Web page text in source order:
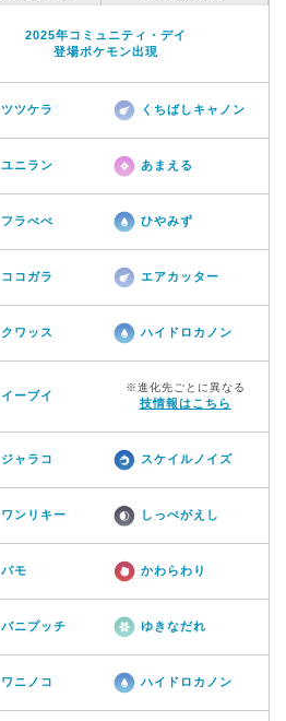
2025年コミュニティ・デイ
登場ポケモン出現
ツツケラ くちばしキャノン
ユニラン あまえる
フラべべ ひやみず
ココガラ エアカッター
クワッス ハイドロカノン
イーブイ
※進化先ごとに異なる
技情報はこちら
ジャラコ スケイルノイズ
ワンリキー しっぺがえし
パモ かわらわり
バニプッチ ゆきなだれ
ワニノコ ハイドロカノン